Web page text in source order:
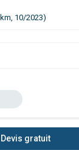
Devis gratuit
10/2023)